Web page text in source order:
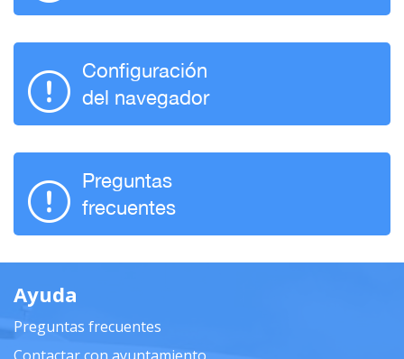
Configuración
del navegador
Preguntas
frecuentes
Ayuda
Preguntas frecuentes